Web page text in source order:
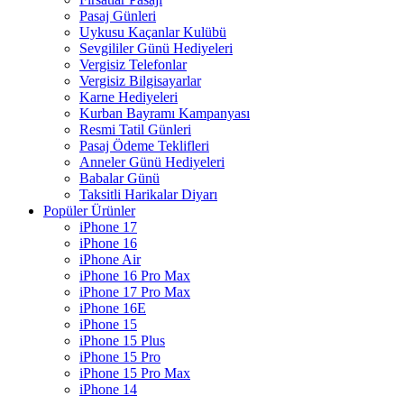
Pasaj Günleri
Uykusu Kaçanlar Kulübü
Sevgililer Günü Hediyeleri
Vergisiz Telefonlar
Vergisiz Bilgisayarlar
Karne Hediyeleri
Kurban Bayramı Kampanyası
Resmi Tatil Günleri
Pasaj Ödeme Teklifleri
Anneler Günü Hediyeleri
Babalar Günü
Taksitli Harikalar Diyarı
Popüler Ürünler
iPhone 17
iPhone 16
iPhone Air
iPhone 16 Pro Max
iPhone 17 Pro Max
iPhone 16E
iPhone 15
iPhone 15 Plus
iPhone 15 Pro
iPhone 15 Pro Max
iPhone 14